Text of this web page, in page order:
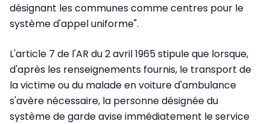
désignant les communes comme centres pour le
système d'appel uniforme".
L'article 7 de l'AR du 2 avril 1965 stipule que lorsque,
d'après les renseignements fournis, le transport de
la victime ou du malade en voiture d'ambulance
s'avère nécessaire, la personne désignée du
système de garde avise immédiatement le service